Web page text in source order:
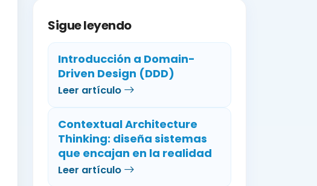
Sigue leyendo
Introducción a Domain-
Driven Design (DDD)
Leer artículo
Contextual Architecture
Thinking: diseña sistemas
que encajan en la realidad
Leer artículo